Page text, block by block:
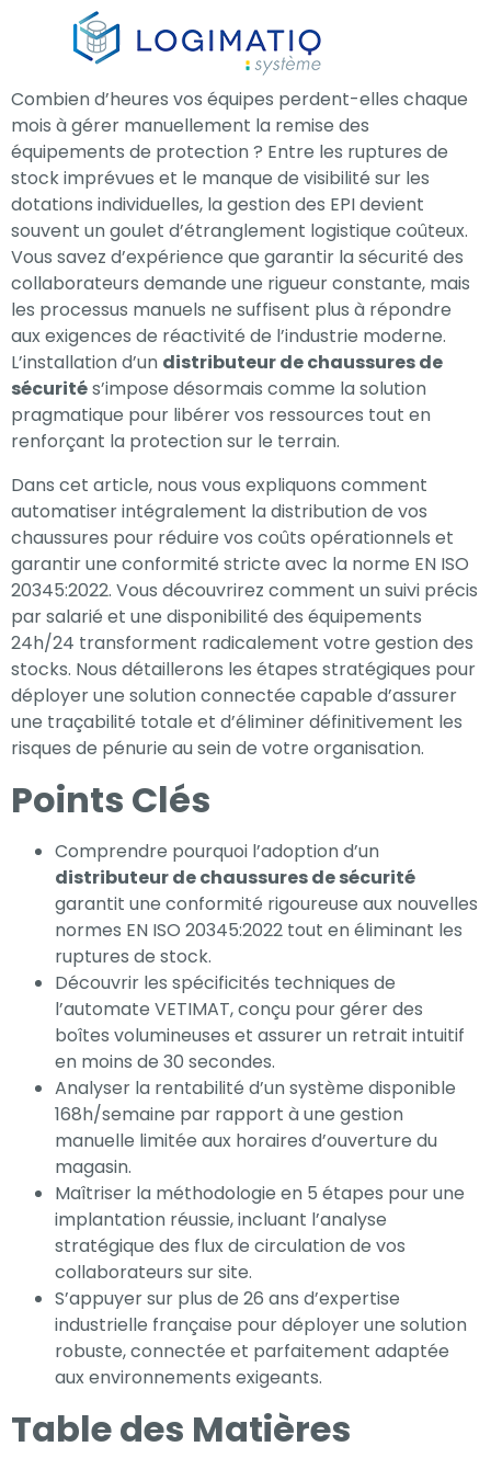
Combien d’heures vos équipes perdent-elles chaque
mois à gérer manuellement la remise des
équipements de protection ? Entre les ruptures de
stock imprévues et le manque de visibilité sur les
dotations individuelles, la gestion des EPI devient
souvent un goulet d’étranglement logistique coûteux.
Vous savez d’expérience que garantir la sécurité des
collaborateurs demande une rigueur constante, mais
les processus manuels ne suffisent plus à répondre
aux exigences de réactivité de l’industrie moderne.
L’installation d’un distributeur de chaussures de
sécurités’impose désormais comme la solution
pragmatique pour libérer vos ressources tout en
renforçant la protection sur le terrain.
Dans cet article, nous vous expliquons comment
automatiser intégralement la distribution de vos
chaussures pour réduire vos coûts opérationnels et
garantir une conformité stricte avec la norme EN ISO
20345:2022. Vous découvrirez comment un suivi précis
par salarié et une disponibilité des équipements
24h/24 transforment radicalement votre gestion des
stocks. Nous détaillerons les étapes stratégiques pour
déployer une solution connectée capable d’assurer
une traçabilité totale et d’éliminer définitivement les
risques de pénurie au sein de votre organisation.
Points Clés
Comprendre pourquoi l’adoption d’un
distributeur de chaussures de sécurité
garantit une conformité rigoureuse aux nouvelles
normes EN ISO 20345:2022 tout en éliminant les
ruptures de stock.
Découvrir les spécificités techniques de
l’automate VETIMAT, conçu pour gérer des
boîtes volumineuses et assurer un retrait intuitif
en moins de 30 secondes.
Analyser la rentabilité d’un système disponible
168h/semaine par rapport à une gestion
manuelle limitée aux horaires d’ouverture du
magasin.
Maîtriser la méthodologie en 5 étapes pour une
implantation réussie, incluant l’analyse
stratégique des flux de circulation de vos
collaborateurs sur site.
S’appuyer sur plus de 26 ans d’expertise
industrielle française pour déployer une solution
robuste, connectée et parfaitement adaptée
aux environnements exigeants.
Table des Matières
Nécessaire
Ces cookies ne
sont pas
facultatifs. Ils
sont
nécessaires au
fonctionnement
du site Web.
Statistiques
Afin que nous
puissions
améliorer la
fonctionnalité
et la
structure du
site Web, en
fonction de la
façon dont le
site Web est
utilisé.